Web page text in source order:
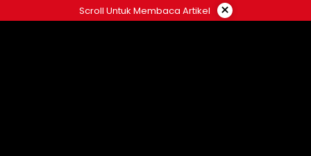
to
Scroll Untuk Membaca Artikel ×